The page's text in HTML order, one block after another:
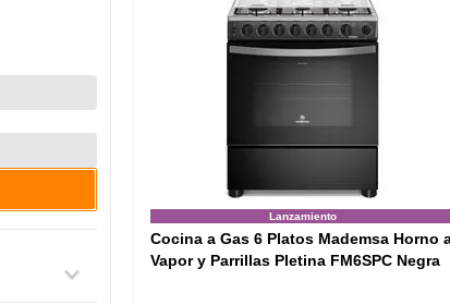
Lanzamiento
Cocina a Gas 6 Platos Mademsa Horno
Vapor y Parrillas Pletina FM6SPC Negra